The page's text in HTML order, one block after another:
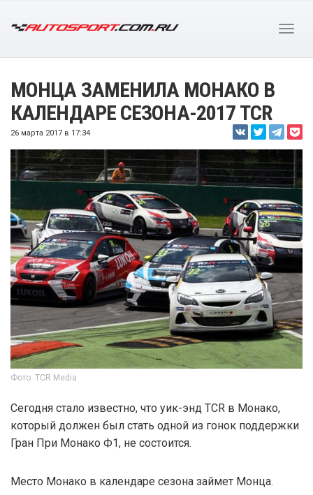
МОНЦА ЗАМЕНИЛА МОНАКО В
КАЛЕНДАРЕ СЕЗОНА-2017 TCR
26 марта 2017 в 17:34
Фото: TCR Media
Сегодня стало известно, что уик-энд TCR в Монако,
который должен был стать одной из гонок поддержки
Гран При Монако Ф1, не состоится.
Место Монако в календаре сезона займет Монца.